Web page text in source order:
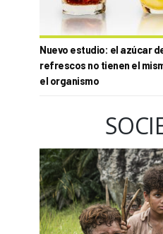
Nuevo estudio: el azúcar
refrescos no tienen el
el organismo